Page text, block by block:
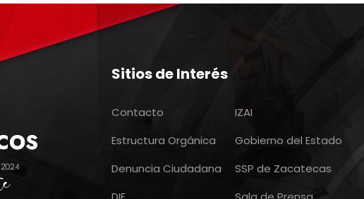
Sitios de Interés
Contacto
Estructura Orgánica
Denuncia Ciudadana
IZAI
Gobierno del Estado
SSP de Zacatecas